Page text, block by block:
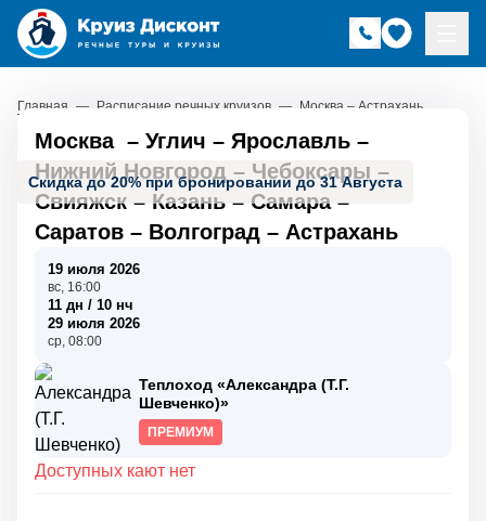
Главная — Расписание речных круизов — Москва – Астрахань
Скидка до 20% при бронировании до 31 Августа
Москва – Углич – Ярославль –
Нижний Новгород – Чебоксары –
Свияжск – Казань – Самара–
Саратов – Волгоград – Астрахань
19 июля 2026
вс, 16:00
11 дн / 10 нч
29 июля 2026
ср, 08:00
Теплоход «Александра (Т.Г.
Шевченко)»
ПРЕМИУМ
Доступных кают нет